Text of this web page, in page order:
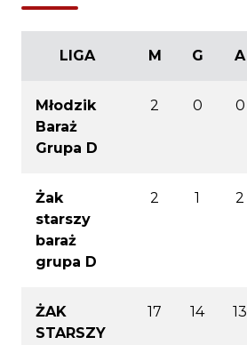
LIGA M G A
Młodzik
Baraż
Grupa D
2 0 0
Żak
starszy
baraż
grupa D
2 1 2
ŻAK
STARSZY
17 14 13